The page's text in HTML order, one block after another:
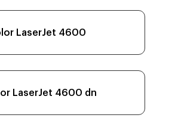
LaserJet 4600
LaserJet 4600 dn